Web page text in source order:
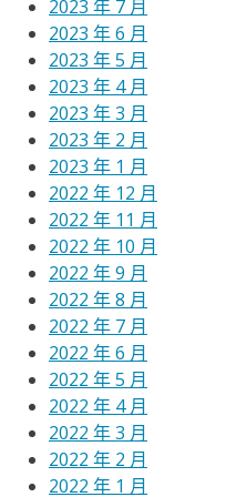
2023 年 7 月
2023 年 6 月
2023 年 5 月
2023 年 4 月
2023 年 3 月
2023 年 2 月
2023 年 1 月
2022 年 12 月
2022 年 11 月
2022 年 10 月
2022 年 9 月
2022 年 8 月
2022 年 7 月
2022 年 6 月
2022 年 5 月
2022 年 4 月
2022 年 3 月
2022 年 2 月
2022 年 1 月